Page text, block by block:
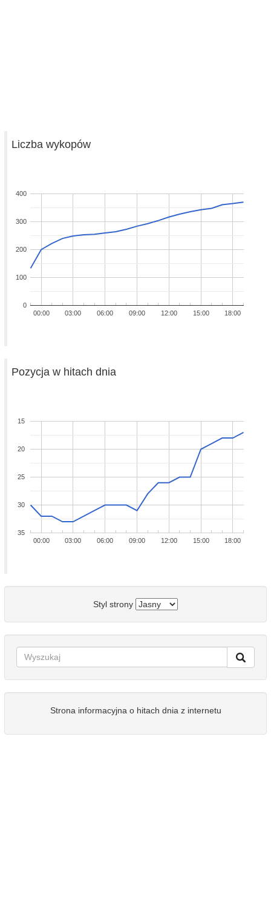
Liczba wykopów
00:00 03:00 06:00 09:00 12:00 15:00 18:00
0
100
200
300
400
Pozycja w hitach dnia
00:00 03:00 06:00 09:00 12:00 15:00 18:00
15
20
25
30
35
Styl strony
Strona informacyjna o hitach dnia z internetu